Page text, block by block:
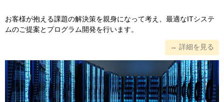
お客様が抱える課題の解決策を親身になって考え、最適なITシステ
ムのご提案とプログラム開発を行います。
→ 詳細を見る